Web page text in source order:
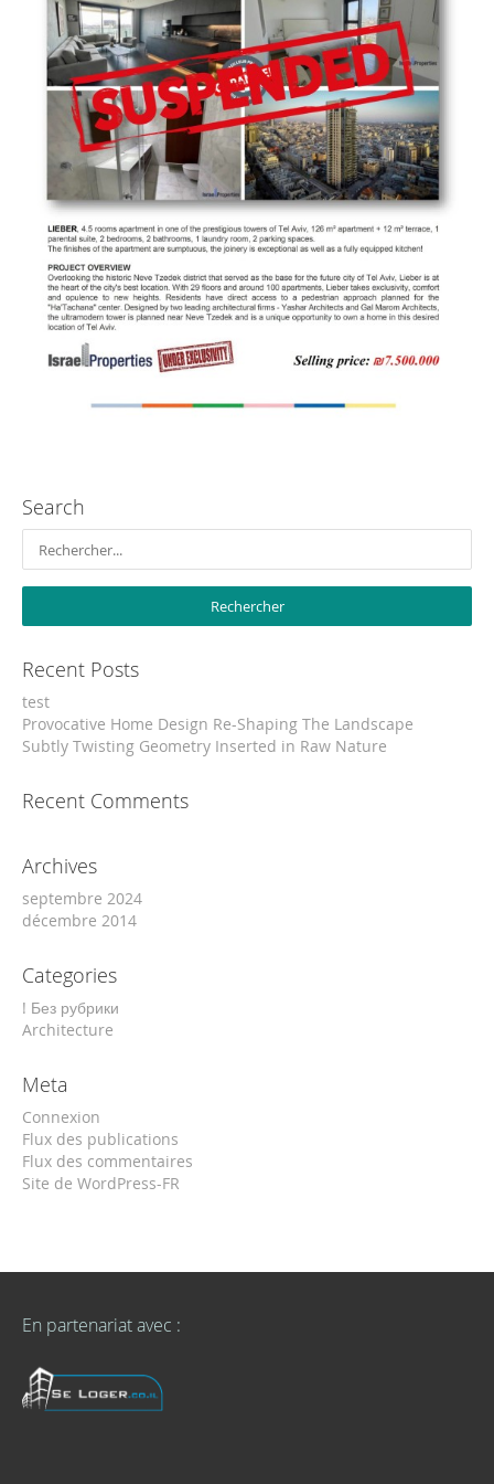
Search
Recent Posts
test
Provocative Home Design Re-Shaping The Landscape
Subtly Twisting Geometry Inserted in Raw Nature
Recent Comments
Archives
septembre 2024
décembre 2014
Categories
! Без рубрики
Architecture
Meta
Connexion
Flux des publications
Flux des commentaires
Site de WordPress-FR
En partenariat avec :